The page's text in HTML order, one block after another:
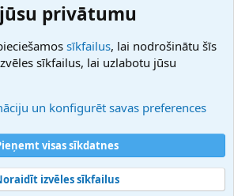
®
privātumu
sīkfailus, lai nodrošinātu šīs
sīkfailus, lai uzlabotu jūsu
un konfigurēt savas preferences
visas sīkdatnes
izvēles sīkfailus